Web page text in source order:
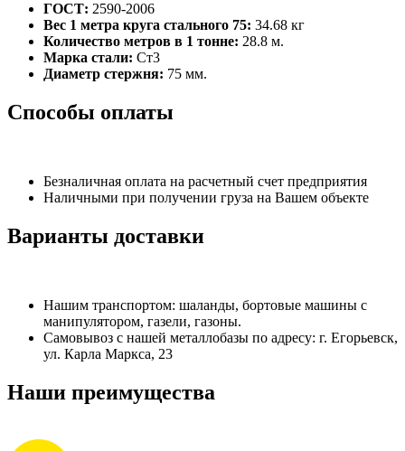
ГОСТ: 2590-2006
Вес 1 метра круга стального 75: 34.68 кг
Количество метров в 1 тонне: 28.8 м.
Марка стали: Ст3
Диаметр стержня: 75 мм.
Способы оплаты
Безналичная оплата на расчетный счет предприятия
Наличными при получении груза на Вашем объекте
Варианты доставки
Нашим транспортом: шаланды, бортовые машины с
манипулятором, газели, газоны.
Самовывоз с нашей металлобазы по адресу: г. Егорьевск,
ул. Карла Маркса, 23
Наши преимущества